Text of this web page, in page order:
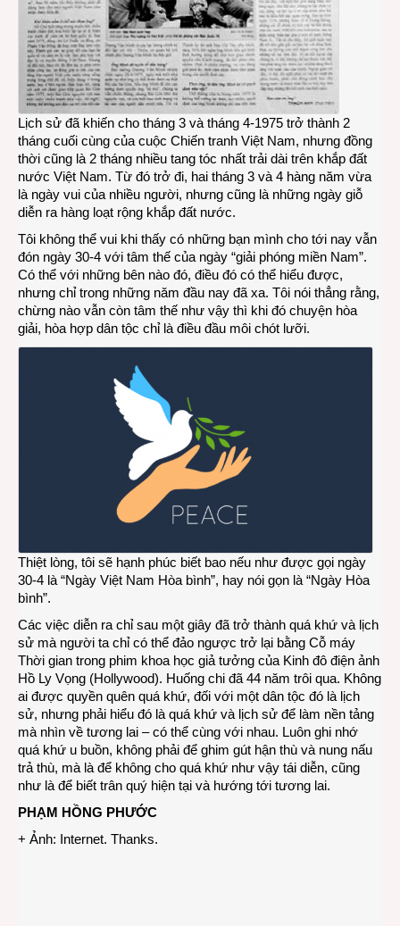
Lịch sử đã khiến cho tháng 3 và tháng 4-1975 trở thành 2
tháng cuối cùng của cuộc Chiến tranh Việt Nam, nhưng đồng
thời cũng là 2 tháng nhiều tang tóc nhất trải dài trên khắp đất
nước Việt Nam. Từ đó trở đi, hai tháng 3 và 4 hàng năm vừa
là ngày vui của nhiều người, nhưng cũng là những ngày giỗ
diễn ra hàng loạt rộng khắp đất nước.
Tôi không thể vui khi thấy có những bạn mình cho tới nay vẫn
đón ngày 30-4 với tâm thế của ngày “giải phóng miền Nam”.
Có thể với những bên nào đó, điều đó có thể hiểu được,
nhưng chỉ trong những năm đầu nay đã xa. Tôi nói thẳng rằng,
chừng nào vẫn còn tâm thế như vậy thì khi đó chuyện hòa
giải, hòa hợp dân tộc chỉ là điều đầu môi chót lưỡi.
Thiệt lòng, tôi sẽ hạnh phúc biết bao nếu như được gọi ngày
30-4 là “Ngày Việt Nam Hòa bình”, hay nói gọn là “Ngày Hòa
bình”.
Các việc diễn ra chỉ sau một giây đã trở thành quá khứ và lịch
sử mà người ta chỉ có thể đảo ngược trở lại bằng Cỗ máy
Thời gian trong phim khoa học giả tưởng của Kinh đô điện ảnh
Hồ Ly Vọng (Hollywood). Huống chi đã 44 năm trôi qua. Không
ai được quyền quên quá khứ, đối với một dân tộc đó là lịch
sử, nhưng phải hiểu đó là quá khứ và lịch sử để làm nền tảng
mà nhìn về tương lai – có thể cùng với nhau. Luôn ghi nhớ
quá khứ u buồn, không phải để ghim gút hận thù và nung nấu
trả thù, mà là để không cho quá khứ như vậy tái diễn, cũng
như là để biết trân quý hiện tại và hướng tới tương lai.
PHẠM HỒNG PHƯỚC
+ Ảnh: Internet. Thanks.